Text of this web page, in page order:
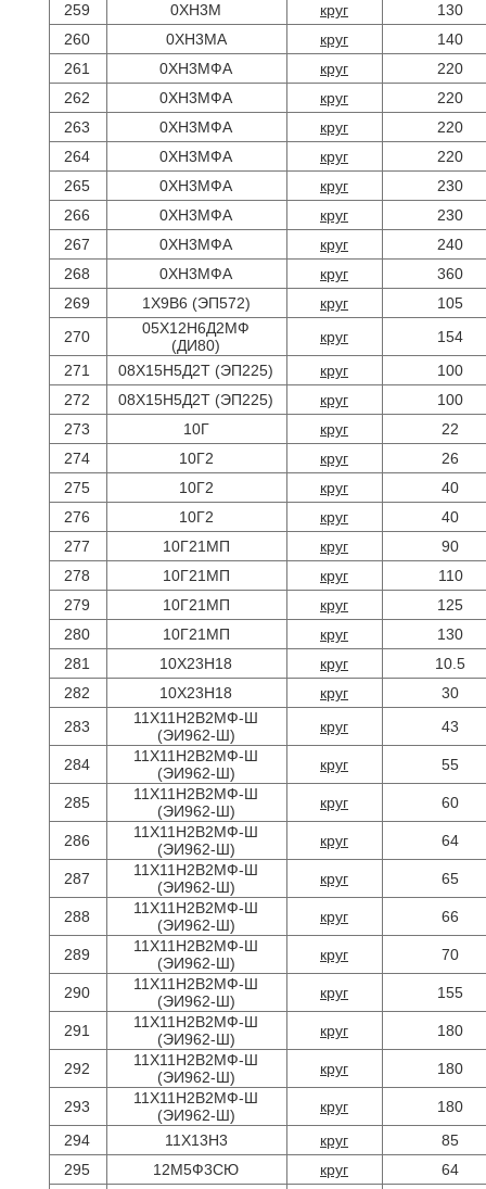
259
0ХН3М круг
130
260
0ХН3МА круг
140
261
0ХН3МФА круг
220
262
0ХН3МФА круг
220
263
0ХН3МФА круг
220
264
0ХН3МФА круг
220
265
0ХН3МФА круг
230
266
0ХН3МФА круг
230
267
0ХН3МФА круг
240
268
0ХН3МФА круг
360
269
1Х9В6 (ЭП572) круг
105
270
05Х12Н6Д2МФ
(ДИ80)
круг
154
271
08Х15Н5Д2Т (ЭП225) круг
100
272
08Х15Н5Д2Т (ЭП225) круг
100
273
10Г круг
22
274
10Г2 круг
26
275
10Г2 круг
40
276
10Г2 круг
40
277
10Г21МП круг
90
278
10Г21МП круг
110
279
10Г21МП круг
125
280
10Г21МП круг
130
281
10Х23Н18 круг
10.5
282
10Х23Н18 круг
30
283
11Х11Н2В2МФ-Ш
(ЭИ962-Ш)
круг 43
284
11Х11Н2В2МФ-Ш
(ЭИ962-Ш)
круг 55
285
11Х11Н2В2МФ-Ш
(ЭИ962-Ш)
круг 60
286
11Х11Н2В2МФ-Ш
(ЭИ962-Ш)
круг 64
287
11Х11Н2В2МФ-Ш
(ЭИ962-Ш)
круг 65
288
11Х11Н2В2МФ-Ш
(ЭИ962-Ш)
круг 66
289
11Х11Н2В2МФ-Ш
(ЭИ962-Ш)
круг 70
290
11Х11Н2В2МФ-Ш
(ЭИ962-Ш)
круг 155
291
11Х11Н2В2МФ-Ш
(ЭИ962-Ш)
круг 180
292
11Х11Н2В2МФ-Ш
(ЭИ962-Ш)
круг 180
293
11Х11Н2В2МФ-Ш
(ЭИ962-Ш)
круг
180
294
11Х13Н3 круг
85
295
12М5Ф3СЮ круг
64